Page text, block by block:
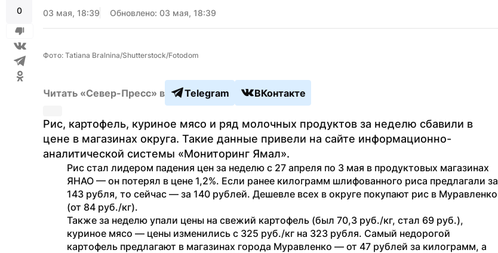
0 03 мая, 18:39 Обновлено: 03 мая, 18:39
Фото: Tatiana Bralnina/Shutterstock/Fotodom
Читать «Север-Пресс» в Telegram ВКонтакте
Рис, картофель, куриное мясо и ряд молочных продуктов за неделю сбавили в
цене в магазинах округа. Такие данные привели на сайте информационно-
аналитической системы «Мониторинг Ямал».
Рис стал лидером падения цен за неделю с 27 апреля по 3 мая в продуктовых магазинах
ЯНАО — он потерял в цене 1,2%. Если ранее килограмм шлифованного риса предлагали за
143 рубля, то сейчас — за 140 рублей. Дешевле всех в округе покупают рис в Муравленко
(от 84 руб./кг).
Также за неделю упали цены на свежий картофель (был 70,3 руб./кг, стал 69 руб.),
куриное мясо — цены изменились с 325 руб./кг на 323 рубля. Самый недорогой
картофель предлагают в магазинах города Муравленко — от 47 рублей за килограмм, а